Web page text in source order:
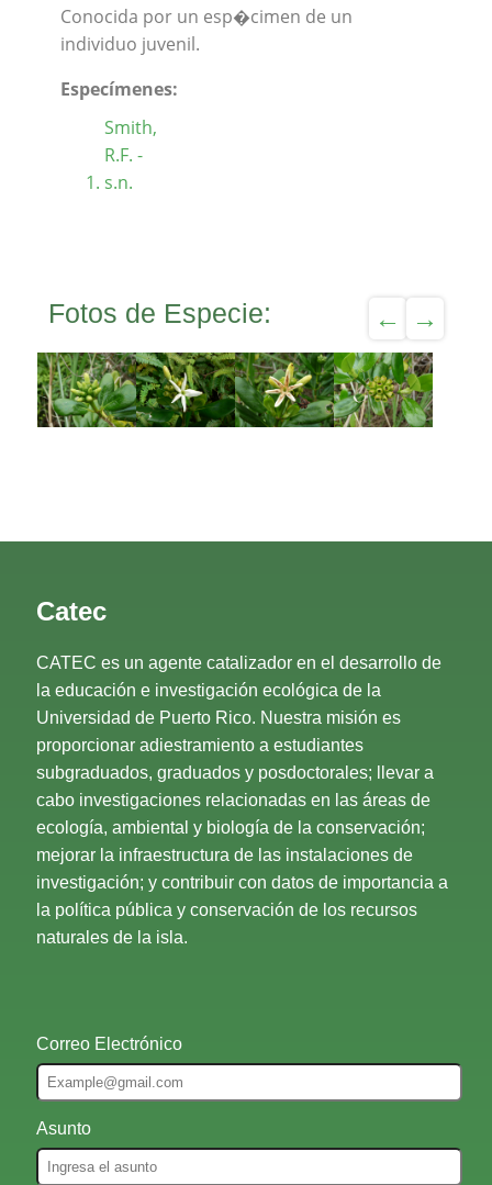
Conocida por un esp�cimen de un
individuo juvenil.
Especímenes:
Smith,
R.F. -
s.n.
Fotos de Especie:
Catec
CATEC es un agente catalizador en el desarrollo de
la educación e investigación ecológica de la
Universidad de Puerto Rico. Nuestra misión es
proporcionar adiestramiento a estudiantes
subgraduados, graduados y posdoctorales; llevar a
cabo investigaciones relacionadas en las áreas de
ecología, ambiental y biología de la conservación;
mejorar la infraestructura de las instalaciones de
investigación; y contribuir con datos de importancia a
la política pública y conservación de los recursos
naturales de la isla.
Correo Electrónico
Asunto